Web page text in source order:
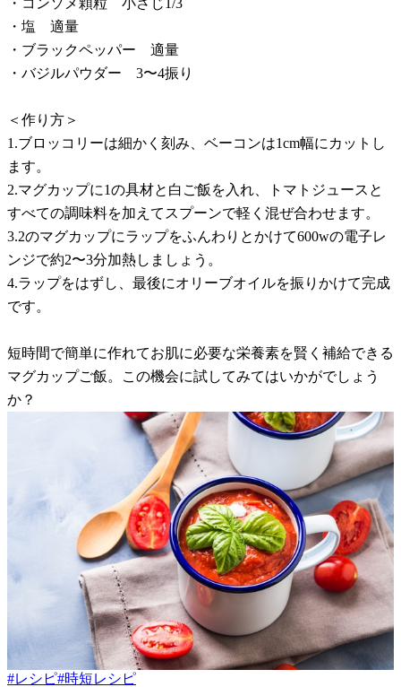
・塩 適量
・ブラックペッパー 適量
・バジルパウダー 3〜4振り
＜作り方＞
1.ブロッコリーは細かく刻み、ベーコンは1cm幅にカットし
ます。
2.マグカップに1の具材と白ご飯を入れ、トマトジュースと
すべての調味料を加えてスプーンで軽く混ぜ合わせます。
3.2のマグカップにラップをふんわりとかけて600wの電子レ
ンジで約2〜3分加熱しましょう。
4.ラップをはずし、最後にオリーブオイルを振りかけて完成
です。
短時間で簡単に作れてお肌に必要な栄養素を賢く補給できる
マグカップご飯。この機会に試してみてはいかがでしょう
か？
#レシピ#時短レシピ